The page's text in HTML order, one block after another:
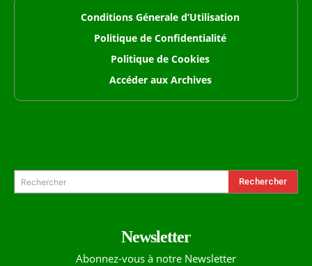
Conditions Génerale d’Utilisation
Politique de Confidentialité
Politique de Cookies
Accéder aux Archives
Rechercher Rechercher
Newsletter
Abonnez-vous à notre Newsletter